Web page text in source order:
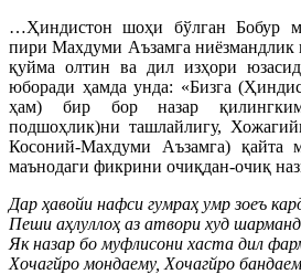
…Ҳиндистон шоҳи бўлган Бобур
пири Махдуми Аъзамга ниёзмандлик
қуйма олтин ва дил изҳори
юборади ҳамда унда: «Бизга
ҳам) бир бор назар
подшоҳлик)ни ташлайлигу,
Косоний-Махдуми Аъзамга) қайта
маънодаги фикрини очиқдан-очиқ
Дар ҳавойи нафси гумраҳ умр зоеъ
Пеши аҳлуллоҳ аз атвори худ
Як назар бо муфлисони хаста дил
Хочагйро мондаему, Хочагйро